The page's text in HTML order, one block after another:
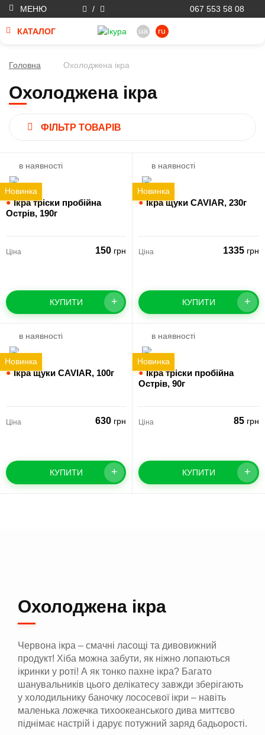
МЕНЮ / 067 553 58 08
ua ru
КАТАЛОГ
Головна Охолоджена ікра
Охолоджена ікра
ФІЛЬТР ТОВАРІВ
в наявності
Новинка
● Ікра тріски пробійна
Острів, 190г
Ціна 150 грн
+
КУПИТИ
в наявності
Новинка
● Ікра щуки CAVIAR, 230г
Ціна 1335 грн
+
КУПИТИ
в наявності
Новинка
● Ікра щуки CAVIAR, 100г
Ціна 630 грн
+
КУПИТИ
в наявності
Новинка
● Ікра тріски пробійна
Острів, 90г
Ціна 85 грн
+
КУПИТИ
Охолоджена ікра
Червона ікра – смачні ласощі та дивовижний
продукт! Хіба можна забути, як ніжно лопаються
ікринки у роті! А як тонко пахне ікра? Багато
шанувальників цього делікатесу завжди зберігають
у холодильнику баночку лососевої ікри – навіть
маленька ложечка тихоокеанського дива миттєво
піднімає настрій і дарує потужний заряд бадьорості.